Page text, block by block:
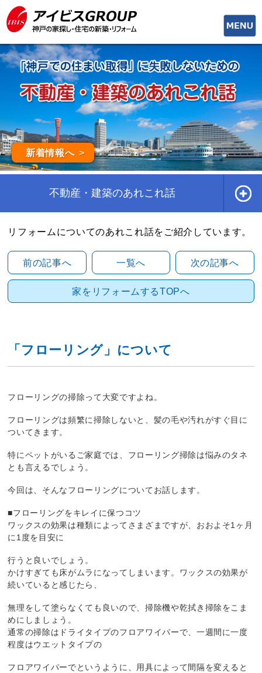
toggle
新着情報へ
不動産・建築のあれこれ話
リフォームについてのあれこれ話をご紹介しています。
前の記事へ 一覧へ 次の記事へ
家をリフォームするTOPへ
「フローリング」について
フローリングの掃除って大変ですよね。
フローリングは頻繁に掃除しないと、髪の毛や汚れがすぐ目に
ついてきます。
特にペットがいるご家庭では、フローリング掃除は悩みのタネ
とも言えるでしょう。
今回は、そんなフローリングについてお話します。
■フローリングをキレイに保つコツ
ワックスの効果は種類によってさまざまですが、おおよそ1ヶ月
に1度を目安に
行うと良いでしょう。
かけすぎても床がムラになってしまいます。ワックスの効果が
続いていると感じたら、
無理をして塗らなくても良いので、掃除機や乾拭き掃除をこま
めにしましょう。
通常の掃除はドライタイプのフロアワイパーで、一週間に一度
程度はウエットタイプの
フロアワイパーでというように、用具によって間隔を変えると